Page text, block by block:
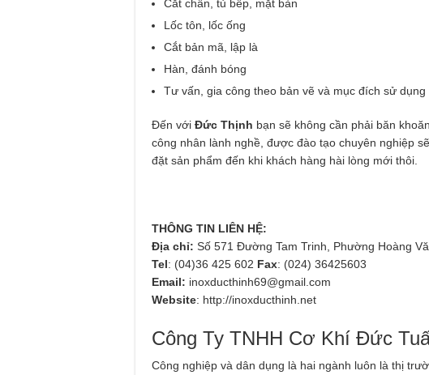
Cắt chấn, tủ bếp, mặt bàn
Lốc tôn, lốc ống
Cắt bản mã, lập là
Hàn, đánh bóng
Tư vấn, gia công theo bản vẽ và mục đích sử dụng
Đến với Đức Thịnh bạn sẽ không cần phải băn
công nhân lành nghề, được đào tạo chuyên nghiệp
đặt sản phẩm đến khi khách hàng hài lòng mới thôi.
THÔNG TIN LIÊN HỆ:
Địa chỉ: Số 571 Đường Tam Trinh, Phường Hoàng
Tel: (04)36 425 602 Fax: (024) 36425603
Email: inoxducthinh69@gmail.com
Website: http://inoxducthinh.net
Công Ty TNHH Cơ Khí Đức
Công nghiệp và dân dụng là hai ngành luôn là thị